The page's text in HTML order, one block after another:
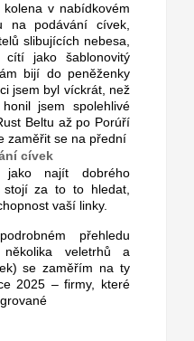
v nabídkovém
na podávání cívek,
slibujících nebesa,
jako šablonovitý
bijí do peněženky
jsem byl víckrát, než
jsem spolehlivé
Beltu až po Porúří
zaměřit se na přední
cívek
najít dobrého
stojí za to to hledat,
vaší linky.
přehledu
veletrhů a
se zaměřím na ty
2025 – firmy, které